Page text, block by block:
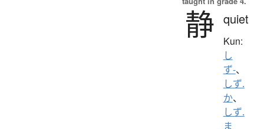
静 quiet
Kun:
し
ず-、
しず.
か、
しず.
ま